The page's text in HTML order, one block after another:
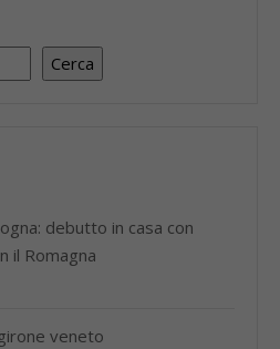
Cerca
debutto in casa con
il Romagna
veneto